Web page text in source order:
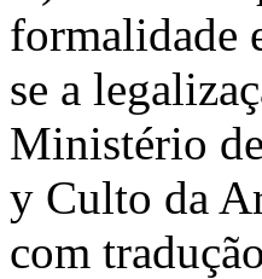
formalidade
se a
Ministério
y Culto da
com